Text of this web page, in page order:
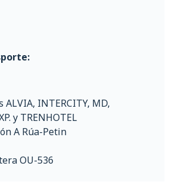
ALVIA, INTERCITY, MD,
y TRENHOTEL
A Rúa-Petin
OU-536